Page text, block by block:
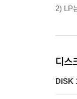
2) LP
디스
DISK